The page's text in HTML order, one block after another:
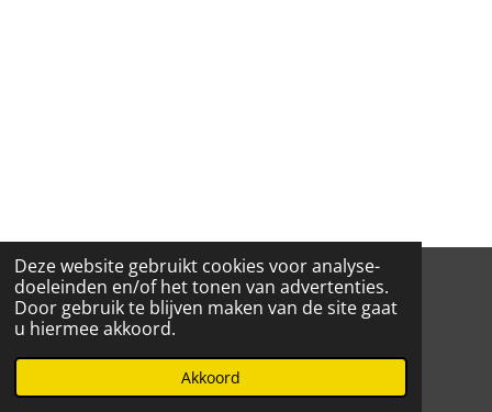
Deze website gebruikt cookies voor analyse-
doeleinden en/of het tonen van advertenties.
Door gebruik te blijven maken van de site gaat
u hiermee akkoord.
Akkoord
R
a
g
1
s
t
e
2
s
t
e
3
s
t
e
4
s
t
e
5
s
t
e
S
t
m
e
3 stemmen